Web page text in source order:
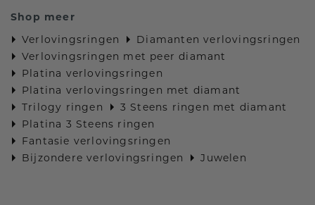
Shop meer
Verlovingsringen
Diamanten verlovingsringen
Verlovingsringen met peer diamant
Platina verlovingsringen
Platina verlovingsringen met diamant
Trilogy ringen
3 Steens ringen met diamant
Platina 3 Steens ringen
Fantasie verlovingsringen
Bijzondere verlovingsringen
Juwelen